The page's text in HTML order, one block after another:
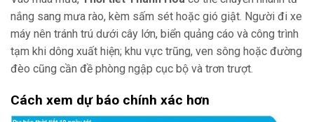
nắng sang mưa rào, kèm sấm sét hoặc gió giật. Người đi xe
máy nên tránh trú dưới cây lớn, biển quảng cáo và công trình
tạm khi dông xuất hiện; khu vực trũng, ven sông hoặc đường
đèo cũng cần đề phòng ngập cục bộ và trơn trượt.
Cách xem dự báo chính xác hơn